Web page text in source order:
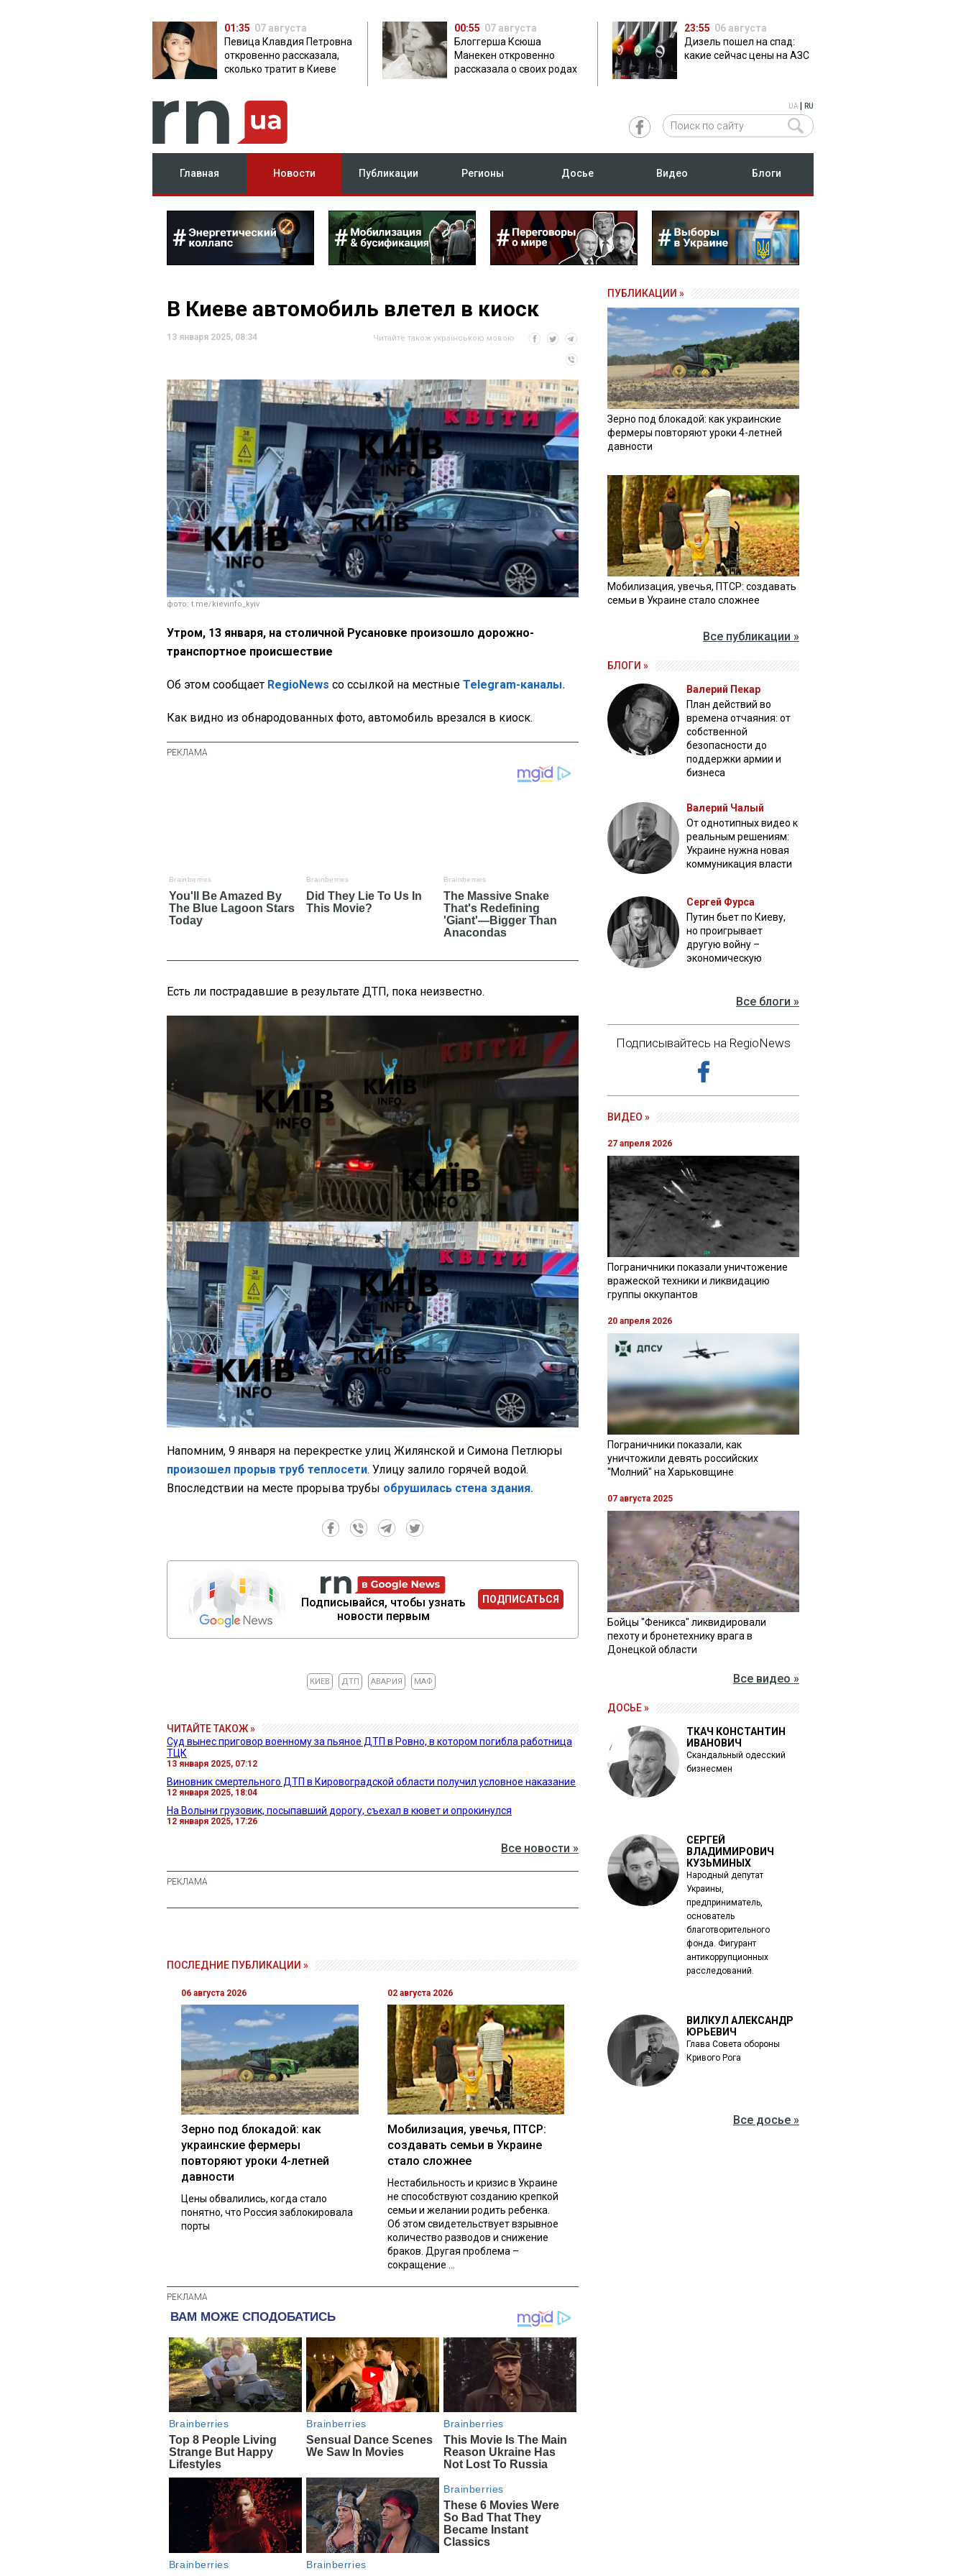
01:35 07 августа
Певица Клавдия Петровна
откровенно рассказала,
сколько тратит в Киеве
00:55 07 августа
Блоггерша Ксюша
Манекен откровенно
рассказала о своих родах
23:55 06 августа
Дизель пошел на спад:
какие сейчас цены на АЗС
UA RU
Главная Новости Публикации Регионы Досье Видео Блоги
В Киеве автомобиль влетел в киоск
13 января 2025, 08:34 Читайте також українською мовою
фото: t.me/kievinfo_kyiv
Утром, 13 января, на столичной Русановке произошло дорожно-
транспортное происшествие
Об этом сообщает RegioNews со ссылкой на местные Telegram-каналы.
Как видно из обнародованных фото, автомобиль врезался в киоск.
Есть ли пострадавшие в результате ДТП, пока неизвестно.
Напомним, 9 января на перекрестке улиц Жилянской и Симона Петлюры
произошел прорыв труб теплосети. Улицу залило горячей водой.
Впоследствии на месте прорыва трубы обрушилась стена здания.
Подписывайся, чтобы узнать
новости первым
ПОДПИСАТЬСЯ
КИЕВ ДТП АВАРИЯ МАФ
ЧИТАЙТЕ ТАКОЖ »
Суд вынес приговор военному за пьяное ДТП в Ровно, в котором погибла работница
ТЦК
13 января 2025, 07:12
Виновник смертельного ДТП в Кировоградской области получил условное наказание
12 января 2025, 18:04
На Волыни грузовик, посыпавший дорогу, съехал в кювет и опрокинулся
12 января 2025, 17:26
Все новости »
ПОСЛЕДНИЕ ПУБЛИКАЦИИ »
06 августа 2026
Зерно под блокадой: как
украинские фермеры
повторяют уроки 4-летней
давности
Цены обвалились, когда стало
понятно, что Россия заблокировала
порты
02 августа 2026
Мобилизация, увечья, ПТСР:
создавать семьи в Украине
стало сложнее
Нестабильность и кризис в Украине
не способствуют созданию крепкой
семьи и желании родить ребенка.
Об этом свидетельствует взрывное
количество разводов и снижение
браков. Другая проблема –
сокращение ...
ПУБЛИКАЦИИ »
Зерно под блокадой: как украинские
фермеры повторяют уроки 4-летней
давности
Мобилизация, увечья, ПТСР: создавать
семьи в Украине стало сложнее
Все публикации »
БЛОГИ »
Валерий Пекар
План действий во
времена отчаяния: от
собственной
безопасности до
поддержки армии и
бизнеса
Валерий Чалый
От однотипных видео к
реальным решениям:
Украине нужна новая
коммуникация власти
Сергей Фурса
Путин бьет по Киеву,
но проигрывает
другую войну –
экономическую
Все блоги »
Подписывайтесь на RegioNews
ВИДЕО »
27 апреля 2026
Пограничники показали уничтожение
вражеской техники и ликвидацию
группы оккупантов
20 апреля 2026
Пограничники показали, как
уничтожили девять российских
"Молний" на Харьковщине
07 августа 2025
Бойцы "Феникса" ликвидировали
пехоту и бронетехнику врага в
Донецкой области
Все видео »
ДОСЬЕ »
ТКАЧ КОНСТАНТИН
ИВАНОВИЧ
Скандальный одесский
бизнесмен
СЕРГЕЙ
ВЛАДИМИРОВИЧ
КУЗЬМИНЫХ
Народный депутат
Украины,
предприниматель,
основатель
благотворительного
фонда. Фигурант
антикоррупционных
расследований.
ВИЛКУЛ АЛЕКСАНДР
ЮРЬЕВИЧ
Глава Совета обороны
Кривого Рога
Все досье »